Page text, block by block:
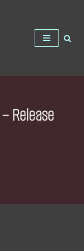
Release